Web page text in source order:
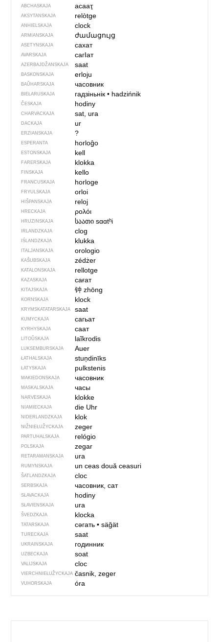
ABCHASKAJA асааҭ
AKSYTANSKAJA relòtge
ANHIELSKAJA clock
ARMIANSKAJA ժամացույց
ASETYNSKAJA сахат
AVARSKAJA сагІат
AZERBAJDŽAN­SKAJA saat
BASKONSKAJA erloju
BAŬHARSKAJA часовник
BIEŁARUSKAJA гадзіньнік• hadzińnik
ČESKAJA hodiny
CHARVACKAJA sat, ura
DACKAJA ur
ERZIANSKAJA ?
ESPERANTA horloĝo
ESTONSKAJA kell
FARERSKAJA klokka
FINSKAJA kello
FRANCUSKAJA horloge
FRYULSKAJA orloi
HIŠPANSKAJA reloj
HRECKAJA ρολόι
HRUZINSKAJA საათიsɑɑtʰi
IRLANDZKAJA clog
IŚLANDZKAJA klukka
ITALJANSKAJA orologio
KAŠUBSKAJA zédżer
KATALONSKAJA rellotge
KAZASKAJA сағат
KITAJSKAJA 钟zhōng
KORNSKAJA klock
KRYMSKA­TATARSKAJA saat
KUMYCKAJA сагьат
KYRHYSKAJA саат
LITOŬSKAJA laĩkrodis
LUKSEMBURSKAJA Auer
ŁATHALSKAJA stuņdinīks
ŁATYSKAJA pulkstenis
MAKIEDONSKAJA часовник
MASKALSKAJA часы
NARVESKAJA klokke
NIAMIECKAJA die Uhr
NIDERLANDZKAJA klok
NIŽNIEŁUŽYCKAJA zeger
PARTUHALSKAJA relógio
POLSKAJA zegar
RETARAMANSKAJA ura
RUMYNSKAJA un ceasdouă ceasuri
ŠATLANDZKAJA cloc
SERBSKAJA часовник, сат
SŁAVACKAJA hodiny
SŁAVIENSKAJA ura
ŠVEDZKAJA klocka
TATARSKAJA сәгать• säğät
TURECKAJA saat
UKRAINSKAJA годинник
UZBECKAJA soat
VALIJSKAJA cloc
VIERCHNIE­ŁUŽYCKAJA časnik, zeger
VUHORSKAJA óra